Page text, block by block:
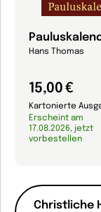
Christliche
Hans Thomas
15,00 €
Kartonierte
Erscheint am
17.08.2026, jetzt
vorbestellen